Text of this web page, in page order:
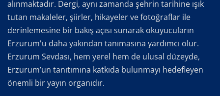
alınmaktadır. Dergi, aynı zamanda şehrin tarihine ışık
tutan makaleler, şiirler, hikayeler ve fotoğraflar ile
derinlemesine bir bakış açısı sunarak okuyucuların
Erzurum'u daha yakından tanımasına yardımcı olur.
Erzurum Sevdası, hem yerel hem de ulusal düzeyde,
Erzurum’un tanıtımına katkıda bulunmayı hedefleyen
önemli bir yayın organıdır.